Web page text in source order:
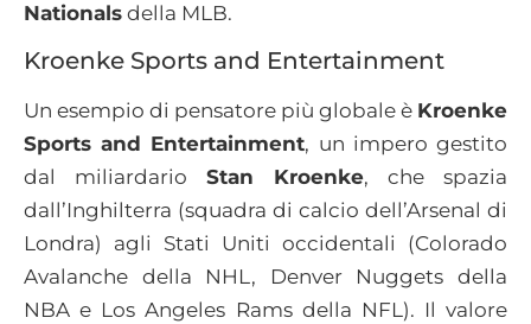
Nationals della MLB.
Kroenke Sports and Entertainment
Un esempio di pensatore più globale è Kroenke
Sports and Entertainment, un impero gestito
dal miliardario Stan Kroenke, che spazia
dall’Inghilterra (squadra di calcio dell’Arsenal di
Londra) agli Stati Uniti occidentali (Colorado
Avalanche della NHL, Denver Nuggets della
NBA e Los Angeles Rams della NFL). Il valore